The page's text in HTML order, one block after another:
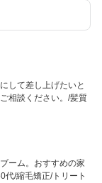
して差し上げたいと
相談ください。/髪質
ーム。おすすめの家
代/縮毛矯正/トリート